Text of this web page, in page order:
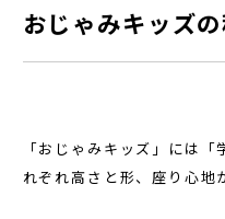
おじゃみキッズ
「おじゃみキッズ」には
れぞれ高さと形、座り心地